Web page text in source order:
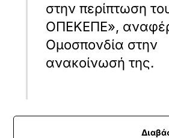
στην περίπτωση
ΟΠΕΚΕΠΕ»,
Ομοσπονδία στην
ανακοίνωσή της.